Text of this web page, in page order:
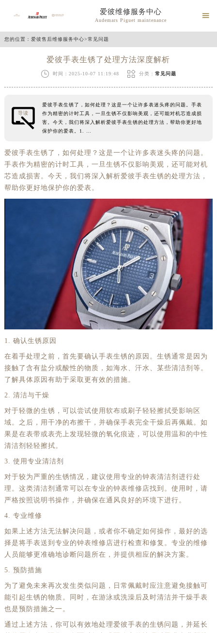
爱彼维修服务中心
Audemars Piguet maintenance

您的位置： 爱彼售后维修服务中心>常见问题
爱彼手表生锈了处理方法深度解析
 时间：2025-10-07 11:19:48  分类： 常见问题
导读
爱彼手表生锈了，如何处理？这是一个让许多表迷头疼的问题。手表
作为精密的计时工具，一旦生锈不仅影响美观，还可能对机芯造成损
害。今天，我们将深入解析爱彼手表生锈的处理方法，帮助你更好地
保护你的爱表。1. …
爱彼手表生锈了，如何处理？这是一个让许多表迷头疼的问题。
手表作为精密的计时工具，一旦生锈不仅影响美观，还可能对机
芯造成损害。今天，我们将深入解析爱彼手表生锈的处理方法，
帮助你更好地保护你的爱表。
1. 确认生锈原因
在着手处理之前，首先要确认手表生锈的原因。生锈通常是因为
接触了含有盐分或酸性的物质，如海水、汗水、某些清洁剂等。
了解具体原因有助于采取更有效的措施。
2. 清洁与干燥
对于轻微的生锈，可以尝试使用软布或刷子轻轻擦拭受影响区
域。之后，用干净的布擦干，并确保手表完全干燥后再佩戴。如
果是在表带或表壳上发现轻微的氧化痕迹，可以使用温和的中性
清洁剂轻轻擦拭。
3. 使用专业清洁剂
对于较为严重的生锈情况，建议使用专业的钟表清洁剂进行处
理。这类清洁剂通常可以在专业的钟表维修店找到。使用时，请
严格按照说明书操作，并确保在通风良好的环境下进行。
4. 专业维修
如果上述方法无法解决问题，或者你不确定如何操作，最好的选
择是将手表送到专业的钟表维修店进行检查和修复。专业的维修
人员能够更准确地诊断问题所在，并提供相应的解决方案。
5. 预防措施
为了避免未来再次发生类似问题，日常佩戴时应注意避免接触可
能引起生锈的物质。同时，在游泳或洗澡后及时清洁并干燥手表
也是预防措施之一。
通过上述方法，你可以有效地处理爱彼手表的生锈问题，并延长